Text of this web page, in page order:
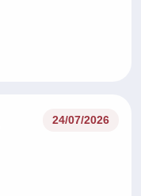
24/07/2026